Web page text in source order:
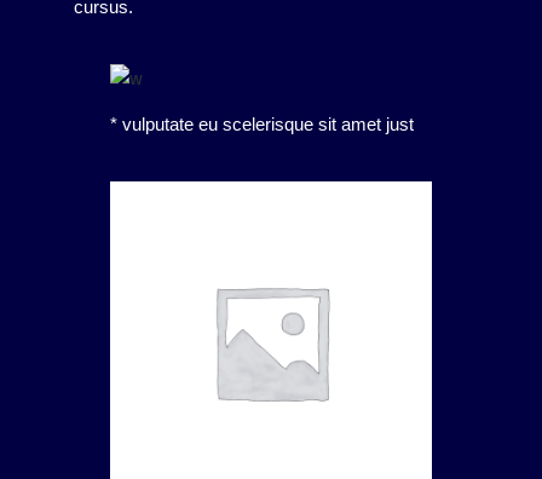
cursus.
* vulputate eu scelerisque sit amet just